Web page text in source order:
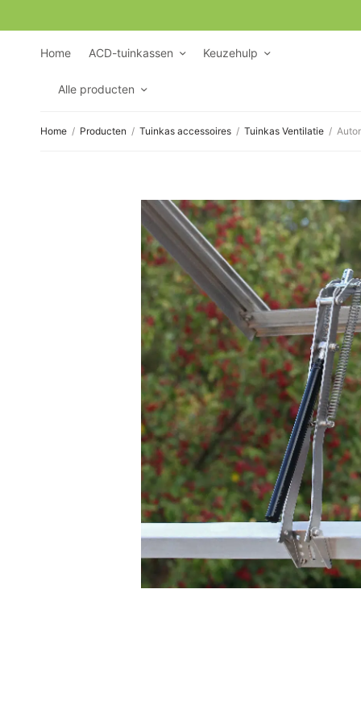
Home ACD-tuinkassen Keuzehulp
Alle producten
Home / Producten / Tuinkas accessoires / Tuinkas Ventilatie /